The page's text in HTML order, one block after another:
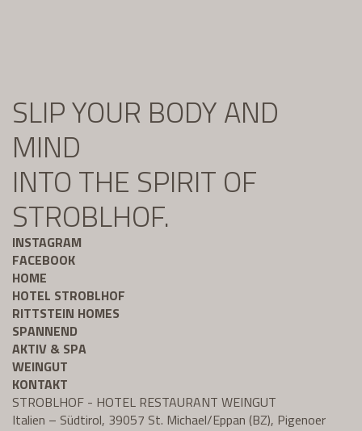
SLIP YOUR BODY AND
MIND
INTO THE SPIRIT OF
STROBLHOF.
INSTAGRAM
FACEBOOK
HOME
HOTEL STROBLHOF
RITTSTEIN HOMES
SPANNEND
AKTIV & SPA
WEINGUT
KONTAKT
STROBLHOF - HOTEL RESTAURANT WEINGUT
Italien – Südtirol, 39057 St. Michael/Eppan (BZ), Pigenoer